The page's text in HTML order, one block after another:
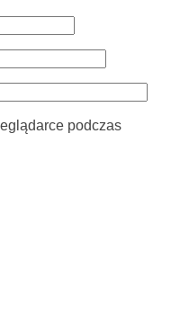
podczas